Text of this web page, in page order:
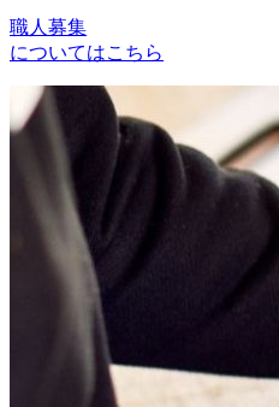
職人募集
についてはこちら